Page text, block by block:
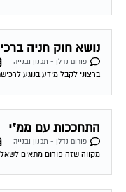
נושא חוק חניה
פורום נדלן - תכנון ובנייה
ברצוני לקבל מידע בנוגע
התחככות עם ממ"י
פורום נדלן - תכנון ובנייה
מקווה שזה פורום מתאים לשאלתי. אני רוצה